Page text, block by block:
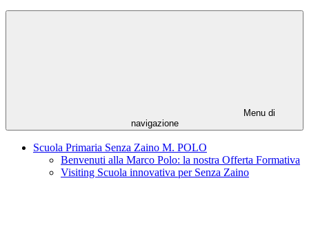
Menu di
navigazione
Scuola Primaria Senza Zaino M. POLO
Benvenuti alla Marco Polo: la nostra Offerta Formativa
Visiting Scuola innovativa per Senza Zaino